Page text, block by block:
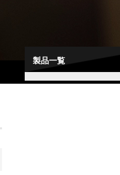
製品一覧